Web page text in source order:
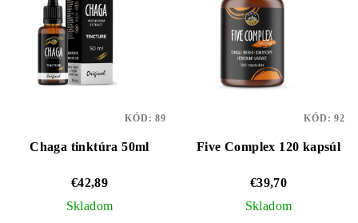
Chaga tinktúra 50ml
€42,89
Skladom
KÓD:89
Five Complex 120 kapsúl
€39,70
Skladom
KÓD:92